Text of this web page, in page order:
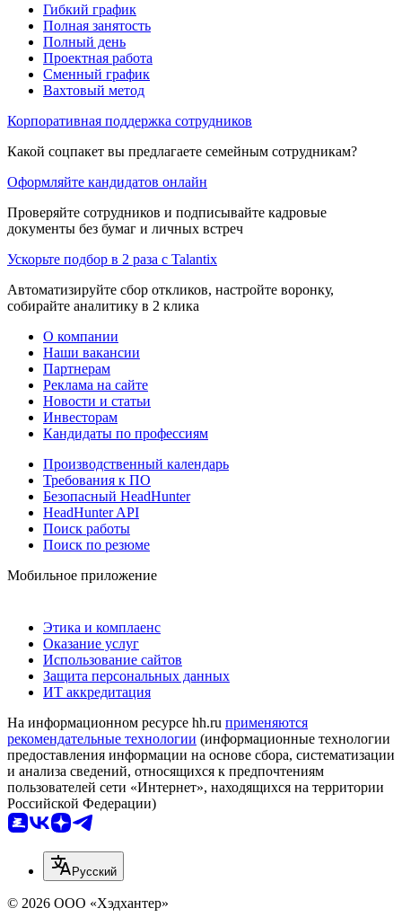
Гибкий график
Полная занятость
Полный день
Проектная работа
Сменный график
Вахтовый метод
Корпоративная поддержка сотрудников
Какой соцпакет вы предлагаете семейным сотрудникам?
Оформляйте кандидатов онлайн
Проверяйте сотрудников и подписывайте кадровые
документы без бумаг и личных встреч
Ускорьте подбор в 2 раза с Talantix
Автоматизируйте сбор откликов, настройте воронку,
собирайте аналитику в 2 клика
О компании
Наши вакансии
Партнерам
Реклама на сайте
Новости и статьи
Инвесторам
Кандидаты по профессиям
Производственный календарь
Требования к ПО
Безопасный HeadHunter
HeadHunter API
Поиск работы
Поиск по резюме
Мобильное приложение
Этика и комплаенс
Оказание услуг
Использование сайтов
Защита персональных данных
ИТ аккредитация
На информационном ресурсе hh.ru применяются
рекомендательные технологии (информационные технологии
предоставления информации на основе сбора, систематизации
и анализа сведений, относящихся к предпочтениям
пользователей сети «Интернет», находящихся на территории
Российской Федерации)
Русский
© 2026 ООО «Хэдхантер»